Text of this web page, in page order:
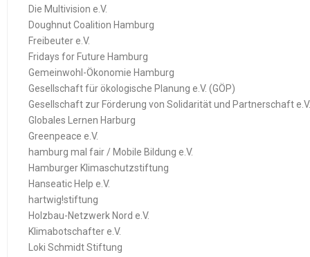
Die Multivision e.V.
Doughnut Coalition Hamburg
Freibeuter e.V.
Fridays for Future Hamburg
Gemeinwohl-Ökonomie Hamburg
Gesellschaft für ökologische Planung e.V. (GÖP)
Gesellschaft zur Förderung von Solidarität und Partnerschaft
Globales Lernen Harburg
Greenpeace e.V.
hamburg mal fair / Mobile Bildung e.V.
Hamburger Klimaschutzstiftung
Hanseatic Help e.V.
hartwig!stiftung
Holzbau-Netzwerk Nord e.V.
Klimabotschafter e.V.
Loki Schmidt Stiftung